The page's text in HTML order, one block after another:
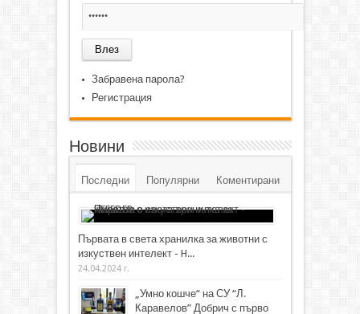
Забравена парола?
Регистрация
Новини
Последни Популярни Коментирани
Първата в света хранилка за животни с
изкуствен интелект - H...
24.04.2024 г.
„Умно кошче“ на СУ “Л.
Каравелов” Добрич с първо